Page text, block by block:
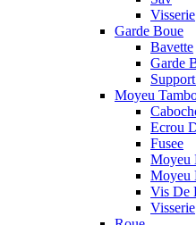
Visserie
Garde Boue
Bavette
Garde
Moyeu
Ecrou
Fusee
Moyeu
Moyeu
Vis De
Visserie